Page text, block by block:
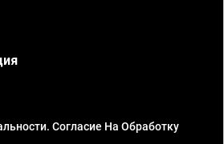
Согласие На Обработку